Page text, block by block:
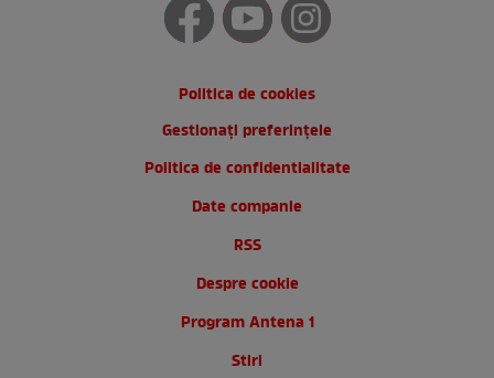
Politica de cookies
Gestionați preferințele
Politica de confidentialitate
Date companie
RSS
Despre cookie
Program Antena 1
Stiri